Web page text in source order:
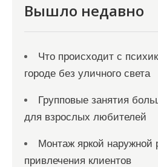
м
Вышло недавно
Что происходит с
городе без уличного света
Групповые занятия
для взрослых любителей
Монтаж яркой наружной
привлечения клиентов